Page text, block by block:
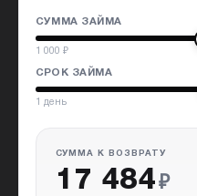
СУММА ЗАЙМА
1 000 ₽
СРОК ЗАЙМА
день
СУММА К ВОЗВРАТУ
17 484 ₽